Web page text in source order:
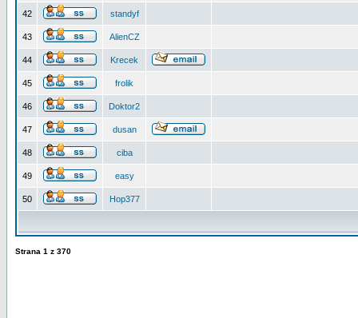
42 standyf
43 AlienCZ
44 Krecek
45 frolik
46 Doktor2
47 dusan
48 ciba
49 easy
50 Hop377
Strana 1 z 370